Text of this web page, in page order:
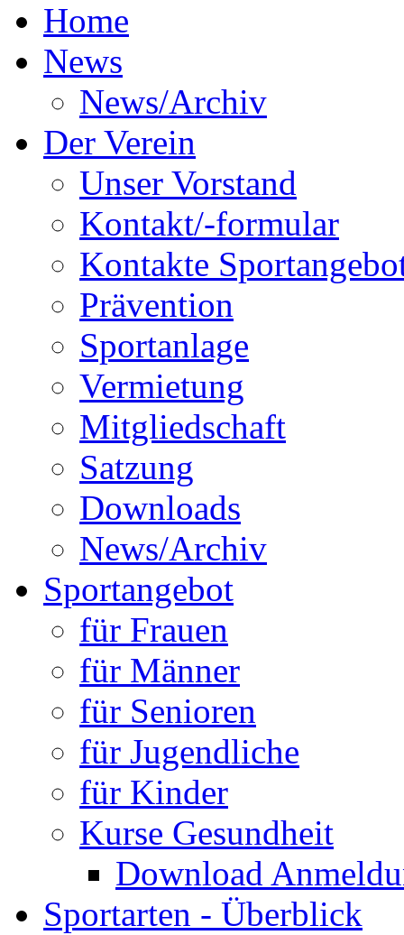
Home
News
News/Archiv
Der Verein
Unser Vorstand
Kontakt/-formular
Kontakte
Prävention
Sportanlage
Vermietung
Mitgliedschaft
Satzung
Downloads
News/Archiv
Sportangebot
für Frauen
für Männer
für Senioren
für Jugendliche
für Kinder
Kurse Gesundheit
Download
Sportarten - Überblick